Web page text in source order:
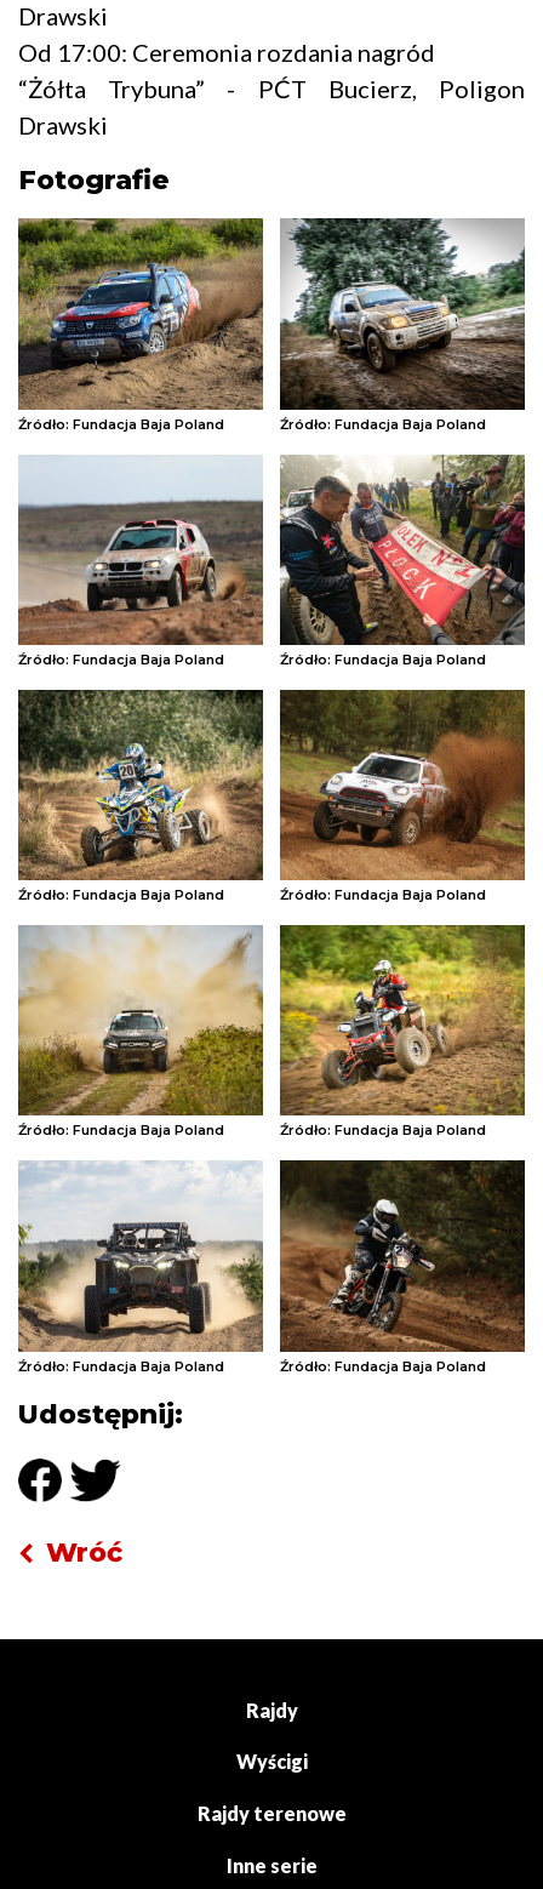
Wróć
Udostępnij:
Drawski
Od 17:00: Ceremonia rozdania nagród
“Żółta Trybuna” - PĆT Bucierz, Poligon
Drawski
Fotografie
Źródło: Fundacja Baja Poland Źródło: Fundacja Baja Poland
Źródło: Fundacja Baja Poland Źródło: Fundacja Baja Poland
Źródło: Fundacja Baja Poland Źródło: Fundacja Baja Poland
Źródło: Fundacja Baja Poland Źródło: Fundacja Baja Poland
Źródło: Fundacja Baja Poland Źródło: Fundacja Baja Poland
Rajdy
Wyścigi
Rajdy terenowe
Inne serie